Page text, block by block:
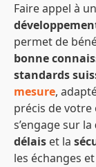
Faire appel à
permet de
bonne
standards
mesure,
précis de votre
s’engage sur la
délais et la
les échanges